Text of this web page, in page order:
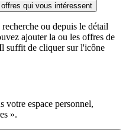
qui vous intéressent
ou depuis le détail
ajouter la ou les offres de
suffit de cliquer sur l'icône
votre espace personnel,
».